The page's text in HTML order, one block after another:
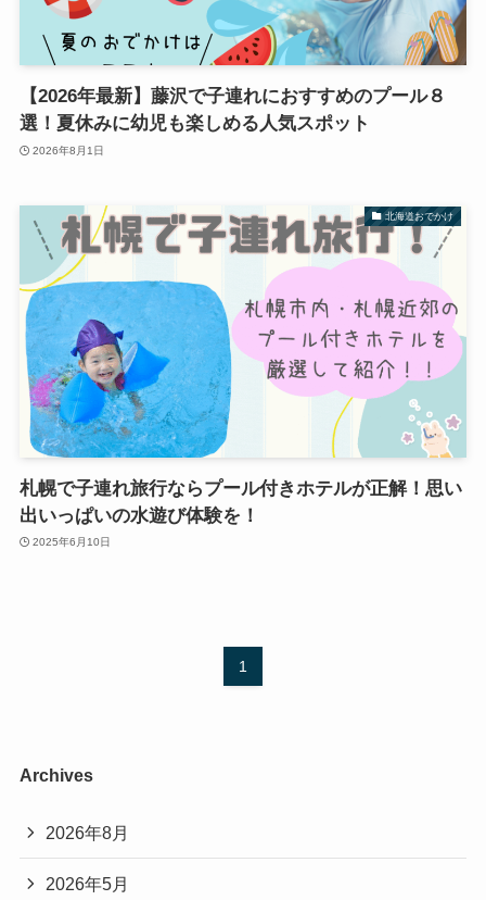
【2026年最新】藤沢で子連れにおすすめのプール８
選！夏休みに幼児も楽しめる人気スポット
2026年8月1日
北海道おでかけ
札幌で子連れ旅行ならプール付きホテルが正解！思い
出いっぱいの水遊び体験を！
2025年6月10日
1
Archives
2026年8月
2026年5月